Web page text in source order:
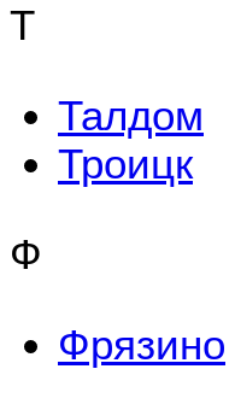
Т
Талдом
Троицк
Ф
Фрязино